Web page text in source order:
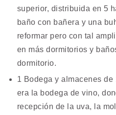
superior, distribuida en 5
baño con bañera y una
reformar pero con tal
en más dormitorios y
dormitorio.
1 Bodega y almacenes
era la bodega de vino,
recepción de la uva, la